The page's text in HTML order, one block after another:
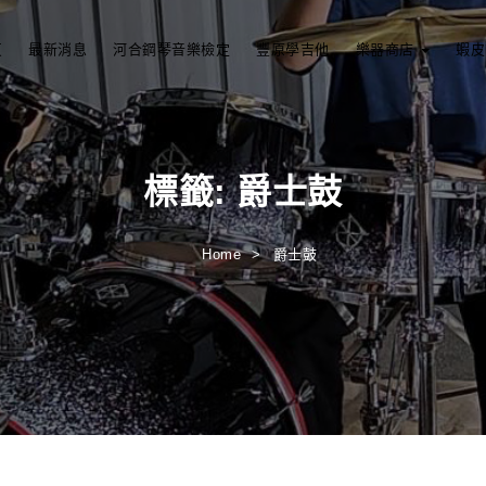
最新消息 河合鋼琴音樂檢定 豐原學吉他 樂器商店 蝦
標籤:爵士鼓
Home 爵士鼓